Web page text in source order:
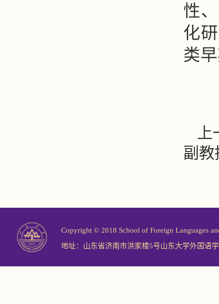
性
化
类
副
Copyright © 2018 School of Foreign Languages
地址：山东省济南市洪家楼5号山东大学外国语